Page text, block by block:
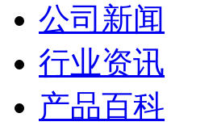
公司新闻
行业资讯
产品百科